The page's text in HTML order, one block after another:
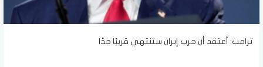
ترامب: أعتقد أن حرب إيران ستنتهي قريبًا جدًا